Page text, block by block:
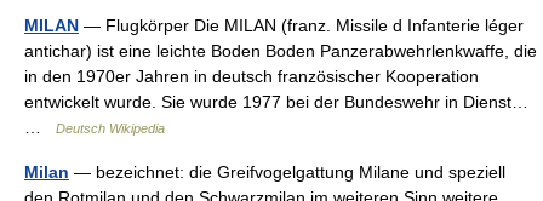
MILAN — Flugkörper Die MILAN (franz. Missile d Infanterie léger
antichar) ist eine leichte Boden Boden Panzerabwehrlenkwaffe, die
in den 1970er Jahren in deutsch französischer Kooperation
entwickelt wurde. Sie wurde 1977 bei der Bundeswehr in Dienst…
Deutsch Wikipedia
Milan — bezeichnet: die Greifvogelgattung Milane und speziell